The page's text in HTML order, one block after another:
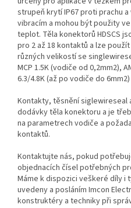
strupeň krytí IP67 proti prachu
vibracím a mohou být použity
teplot. Těla konektorů HDSCS
pro 2 až 18 kontaktů a lze
různých velikostí se
MCP 1.5K (vodiče od 0,2mm2),
6.3/4.8K (až po vodiče do
Kontakty, těsnění siglewireseal
dodávky těla konektoru a je
na parametrech vodiče a
kontaktů.
Kontaktujte nás, pokud
objednacích čísel potřebných
Máme k dispozici veškeré díly i
uvedeny a posláním Imcon
konstruktéry a techniky při